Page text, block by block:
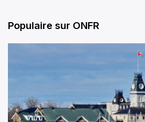
Populaire sur ONFR